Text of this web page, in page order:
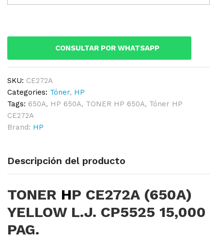
CE272A
PAG.
quantity
CONSULTAR POR WHATSAPP
SKU: CE272A
Categories: Tóner, HP
Tags: 650A, HP 650A, TONER HP 650A, Tóner HP
CE272A
Brand: HP
Descripción del producto
TONER HP CE272A (650A)
YELLOW L.J. CP5525 15,000
PAG.